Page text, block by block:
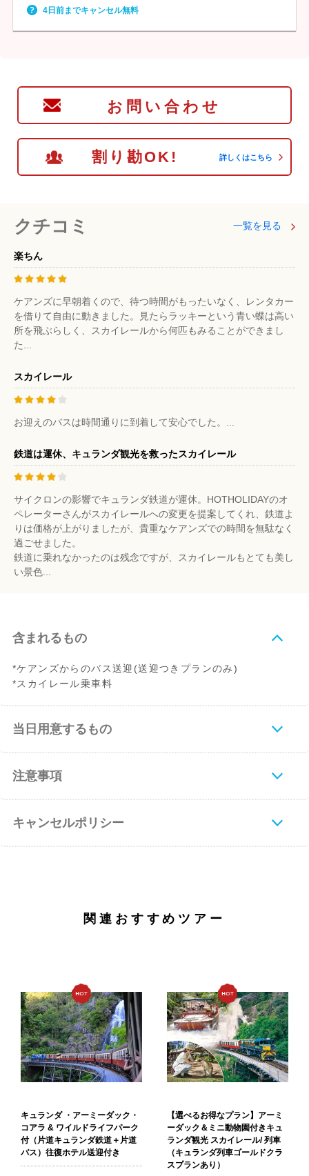
4日前までキャンセル無料
お問い合わせ
割り勘OK! 詳しくはこちら
クチコミ 一覧を見る
楽ちん
ケアンズに早朝着くので、待つ時間がもったいなく、レンタカー
を借りて自由に動きました。見たらラッキーという青い蝶は高い
所を飛ぶらしく、スカイレールから何匹もみることができまし
た...
スカイレール
お迎えのバスは時間通りに到着して安心でした。...
鉄道は運休、キュランダ観光を救ったスカイレール
サイクロンの影響でキュランダ鉄道が運休。HOTHOLIDAYのオ
ペレーターさんがスカイレールへの変更を提案してくれ、鉄道よ
りは価格が上がりましたが、貴重なケアンズでの時間を無駄なく
過ごせました。
鉄道に乗れなかったのは残念ですが、スカイレールもとても美し
い景色...
含まれるもの
*ケアンズからのバス送迎(送迎つきプランのみ)
*スカイレール乗車料
当日用意するもの
注意事項
キャンセルポリシー
関連おすすめツアー
キュランダ ・アーミーダック・
コアラ & ワイルドライフパーク
付（片道キュランダ鉄道＋片道
バス）往復ホテル送迎付き
【選べるお得なプラン】アーミ
ーダック＆ミニ動物園付きキュ
ランダ観光 スカイレール/ 列車
（キュランダ列車ゴールドクラ
スプランあり）